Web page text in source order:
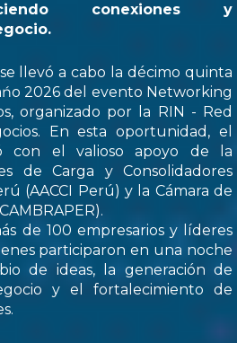
conexiones y
llevó a cabo la décimo quinta
2026 del evento Networking
organizado por la RIN - Red
En esta oportunidad, el
con el valioso apoyo de la
de Carga y Consolidadores
(AACCI Perú) y la Cámara de
de 100 empresarios y líderes
participaron en una noche
de ideas, la generación de
y el fortalecimiento de